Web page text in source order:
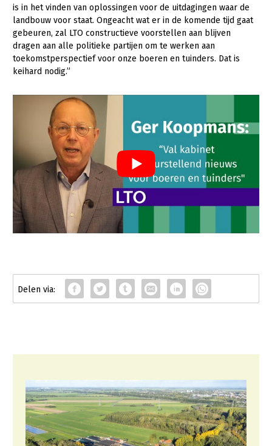
Platteland en omgeving
Mens, ondernemerschap en onderwijs
Internationaal
Biologische Landbouw
Geitenhouderij
Kalverhouderij
Konijnenhouderij
Melkveehouderij
Paardenhouderij
Schapenhouderij
Varkenshouderij
Biologische Landbouw
Bollenteelt
Bomen, vaste planten en zomerbloemen
is in het vinden van oplossingen voor de uitdagingen waar de
landbouw voor staat. Ongeacht wat er in de komende tijd gaat
gebeuren, zal LTO constructieve voorstellen aan blijven
dragen aan alle politieke partijen om te werken aan
toekomstperspectief voor onze boeren en tuinders. Dat is
keihard nodig.”